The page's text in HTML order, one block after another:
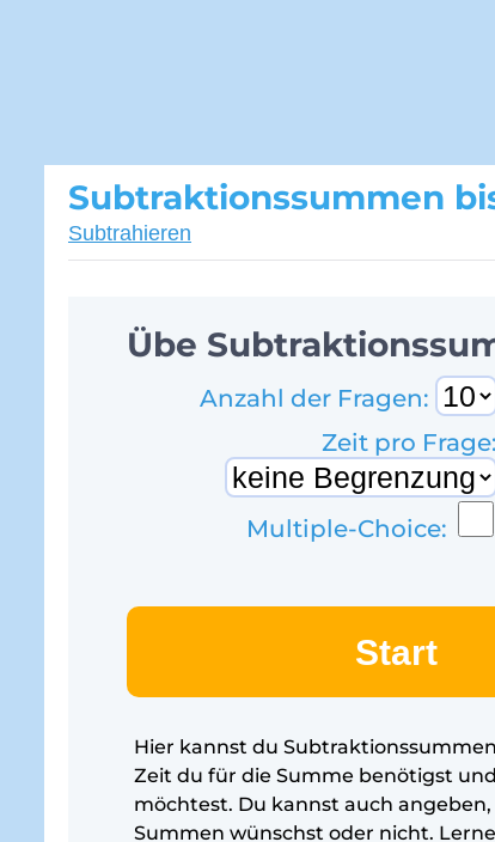
Subtraktionssummen
Subtrahieren
Übe
Anzahl der Fragen:
Zeit pro Frage:
Multiple-Choice:
Start
Hier kannst du
Zeit du für die Summe benötigst
möchtest. Du kannst auch
Summen wünschst oder nicht.